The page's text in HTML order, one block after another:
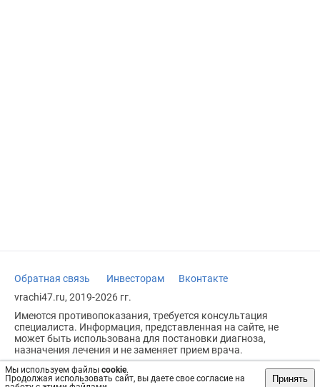
Мы используем файлы cookie.
Продолжая использовать сайт, вы даете свое согласие на
Принять
Обратная связь Инвесторам
Вконтакте
vrachi47.ru, 2019-2026 гг.
Имеются противопоказания, требуется консультация
специалиста. Информация, представленная на сайте, не
может быть использована для постановки диагноза,
назначения лечения и не заменяет прием врача.
Возрастное ограничение: 18+